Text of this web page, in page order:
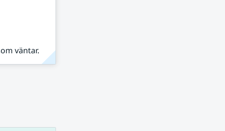
väntar.